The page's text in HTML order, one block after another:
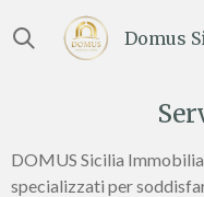
al
Domus
DOMUS Sicilia
specializzati per